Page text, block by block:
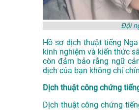
Đội
Hồ sơ dịch thuật tiếng
kinh nghiệm và kiến thức
còn đảm bảo rằng ngữ
dịch của bạn không chỉ
Dịch thuật công chứng
Dịch thuật công chứng